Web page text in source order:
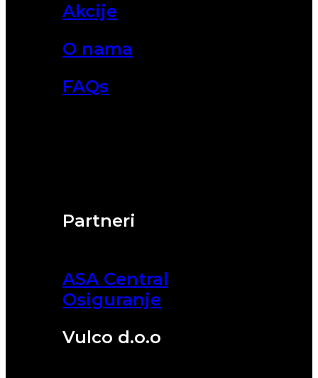
Partneri
ASA Central
Osiguranje
Vulco d.o.o
Akcije
O nama
FAQs